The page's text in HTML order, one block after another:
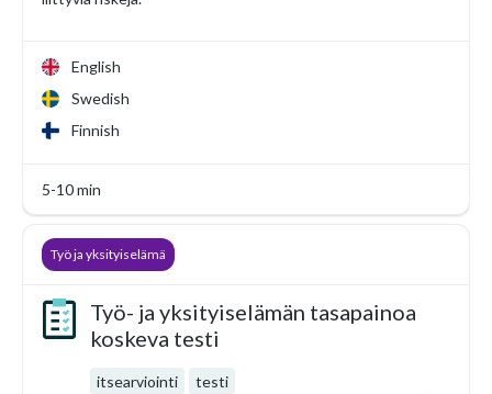
English
Swedish
Finnish
5-10 min
Työ- ja yksityiselämän tasapainoa
koskeva testi
itsearviointi
testi
Työ ja yksityiselämä